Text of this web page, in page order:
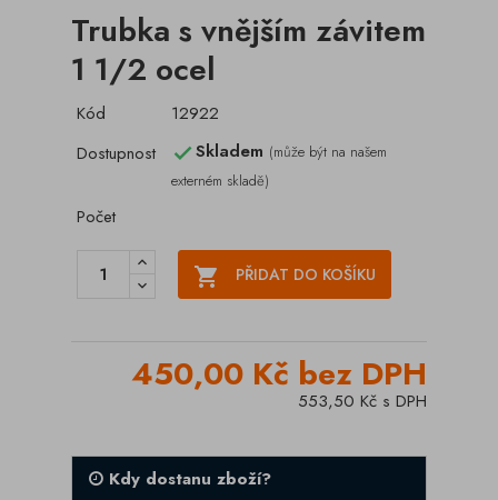
Trubka s vnějším závitem
1 1/2 ocel
Kód
12922
Dostupnost
Skladem (může být na našem
externém skladě)
Počet
 PŘIDAT DO KOŠÍKU
450,00 Kč bez DPH
553,50 Kč s DPH
Kdy dostanu zboží?